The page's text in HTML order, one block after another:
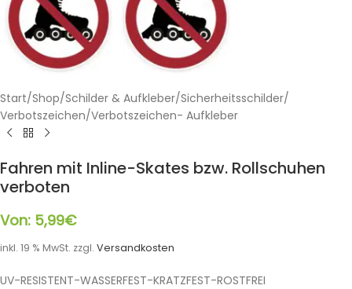
Start/Shop/Schilder & Aufkleber/Sicherheitsschilder/
Verbotszeichen/Verbotszeichen- Aufkleber
Fahren mit Inline-Skates bzw. Rollschuhen
verboten
Von: 5,99€
inkl. 19 % MwSt. zzgl. Versandkosten
UV-RESISTENT-WASSERFEST-KRATZFEST-ROSTFREI